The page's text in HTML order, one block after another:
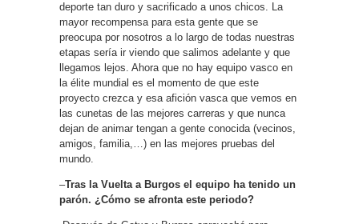
deporte tan duro y sacrificado a unos chicos. La
mayor recompensa para esta gente que se
preocupa por nosotros a lo largo de todas nuestras
etapas sería ir viendo que salimos adelante y que
llegamos lejos. Ahora que no hay equipo vasco en
la élite mundial es el momento de que este
proyecto crezca y esa afición vasca que vemos en
las cunetas de las mejores carreras y que nunca
dejan de animar tengan a gente conocida (vecinos,
amigos, familia,…) en las mejores pruebas del
mundo.
–Tras la Vuelta a Burgos el equipo ha tenido un
parón. ¿Cómo se afronta este periodo?